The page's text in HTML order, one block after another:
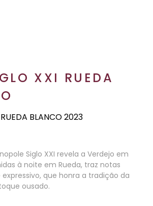
XXI RUEDA
Siglo XXI revela a Verdejo em
à noite em Rueda, traz notas
que honra a tradição da
ousado.